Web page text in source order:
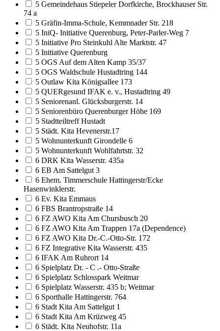
5 Gemeindehaus Stiepeler Dorfkirche, Brockhauser Str.
74 a
5 Gräfin-Imma-Schule, Kemmnader Str. 218
5 IniQ- Initiative Querenburg, Peter-Parler-Weg 7
5 Initiative Pro Steinkuhl Alte Marktstr. 47
5 Initiative Querenburg
5 OGS Auf dem Alten Kamp 35/37
5 OGS Waldschule Hustadtring 144
5 Outlaw Kita Königsallee 173
5 QUERgesund IFAK e. v., Hustadtring 49
5 Seniorenanl. Glücksburgerstr. 14
5 Seniorenbüro Querenburger Höhe 169
5 Stadtteiltreff Hustadt
5 Städt. Kita Hevenerstr.17
5 Wohnunterkunft Girondelle 6
5 Wohnunterkunft Wohlfahrtstr. 32
6 DRK Kita Wasserstr. 435a
6 EB Am Sattelgut 3
6 Ehem. Timmerschule Hattingerstr/Ecke
Hasenwinklerstr.
6 Ev. Kita Emmaus
6 FBS Brantropstraße 14
6 FZ AWO Kita Am Chursbusch 20
6 FZ AWO Kita Am Trappen 17a (Dependence)
6 FZ AWO Kita Dr.-C.-Otto-Str. 172
6 FZ Integrative Kita Wasserstr. 435
6 IFAK Am Ruhrort 14
6 Spielplatz Dr. - C .- Otto-Straße
6 Spielplatz Schlosspark Weitmar
6 Spielplatz Wasserstr. 435 b; Weitmar
6 Sporthalle Hattingerstr. 764
6 Stadt Kita Am Sattelgut 1
6 Stadt Kita Am Krüzweg 45
6 Städt. Kita Neuhofstr. 11a